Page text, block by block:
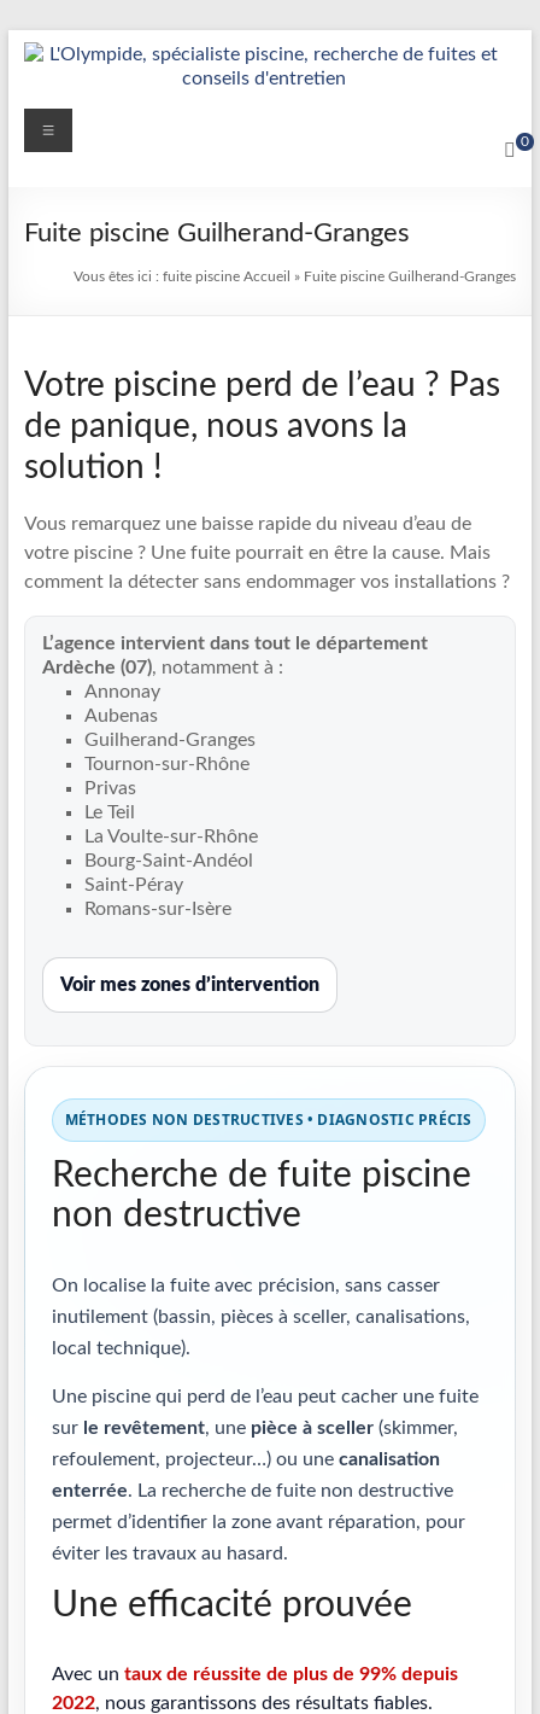
Aller
au
Détection
Réparation
Fuite
L’Olympide
—
Expert
France
Recherche
de
fuite
piscine
partout
réparation
canalisations
0
Menu
Fuite piscine Guilherand-Granges
Vous êtes ici : fuite piscineAccueil » Fuite piscine Guilherand-Granges
Votre piscine perd de l’eau ? Pas
de panique, nous avons la
solution !
Vous remarquez une baisse rapide du niveau d’eau de
votre piscine ? Une fuite pourrait en être la cause. Mais
comment la détecter sans endommager vos installations ?
L’agence intervient dans tout le département
Ardèche (07), notamment à :
Annonay
Aubenas
Guilherand-Granges
Tournon-sur-Rhône
Privas
Le Teil
La Voulte-sur-Rhône
Bourg-Saint-Andéol
Saint-Péray
Romans-sur-Isère
Voir mes zones d’intervention
MÉTHODES NON DESTRUCTIVES • DIAGNOSTIC PRÉCIS
Recherche de fuite piscine
non destructive
On localise la fuite avec précision, sans casser
inutilement (bassin, pièces à sceller, canalisations,
local technique).
Une piscine qui perd de l’eau peut cacher une fuite
sur le revêtement, une pièce à sceller(skimmer,
refoulement, projecteur…) ou une canalisation
enterrée. La recherche de fuite non destructive
permet d’identifier la zone avant réparation, pour
éviter les travaux au hasard.
Une efficacité prouvée
Avec un taux de réussite de plus de 99% depuis
2022, nous garantissons des résultats fiables.